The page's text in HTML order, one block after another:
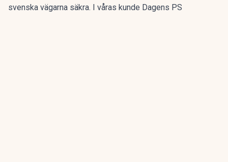
svenska vägarna säkra. I våras kunde Dagens PS